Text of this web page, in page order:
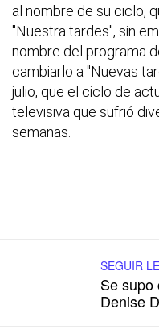
al nombre de su ciclo,
"Nuestra tardes", sin
nombre del programa
cambiarlo a "Nuevas
julio, que el ciclo de
televisiva que sufrió
semanas.
SEGUIR
Se supo
Denise